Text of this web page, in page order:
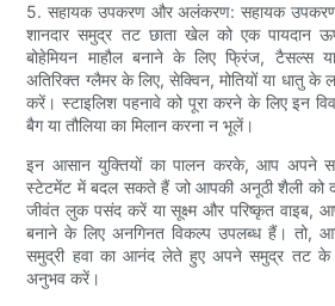
5. सहायक उपकरण और अलंकरण: सहायक
शानदार समुद्र तट छाता खेल को एक
बोहेमियन माहौल बनाने के लिए फ्रिंज, टैसल्स या
अतिरिक्त ग्लैमर के लिए, सेक्विन, मोतियों या धातु
करें। स्टाइलिश पहनावे को पूरा करने के लिए इन
बैग या तौलिया का मिलान करना न भूलें।
इन आसान युक्तियों का पालन करके, आप अपने
स्टेटमेंट में बदल सकते हैं जो आपकी अनूठी शैली को
जीवंत लुक पसंद करें या सूक्ष्म और परिष्कृत वाइब,
बनाने के लिए अनगिनत विकल्प उपलब्ध हैं। तो,
समुद्री हवा का आनंद लेते हुए अपने समुद्र तट
अनुभव करें।